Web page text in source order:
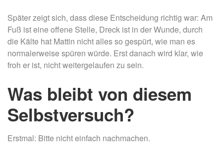
Später zeigt sich, dass diese Entscheidung richtig war: Am
Fuß ist eine offene Stelle, Dreck ist in der Wunde, durch
die Kälte hat Mattin nicht alles so gespürt, wie man es
normalerweise spüren würde. Erst danach wird klar, wie
froh er ist, nicht weitergelaufen zu sein.
Was bleibt von diesem
Selbstversuch?
Erstmal: Bitte nicht einfach nachmachen.